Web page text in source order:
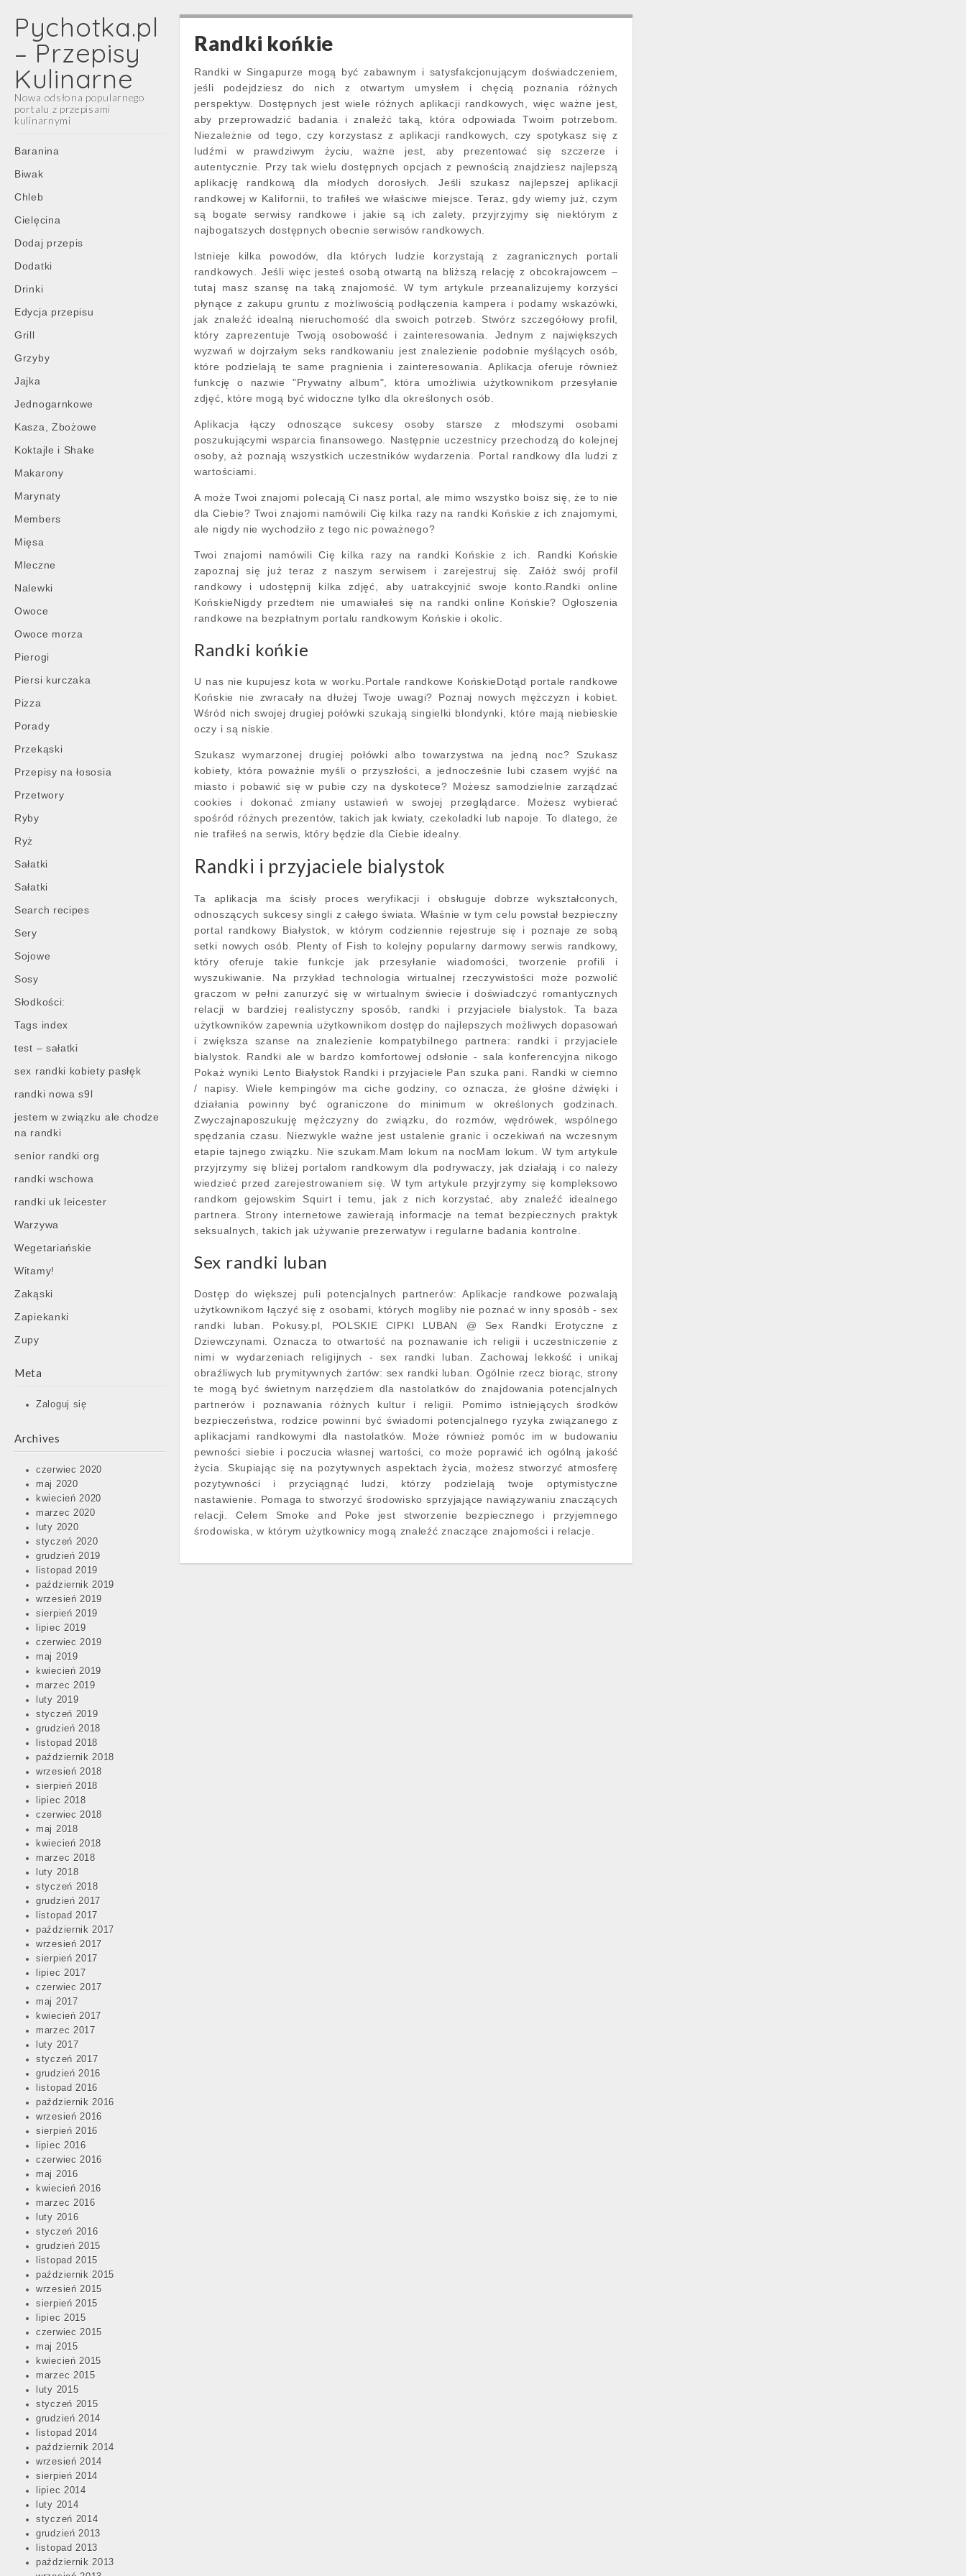
Pychotka.pl
– Przepisy
Kulinarne
Nowa odsłona popularnego
portalu z przepisami
kulinarnymi
Main
menu
Skip
content
Baranina
Biwak
Chleb
Cielęcina
Dodaj przepis
Dodatki
Drinki
Edycja przepisu
Grill
Grzyby
Jajka
Jednogarnkowe
Kasza, Zbożowe
Koktajle i Shake
Makarony
Marynaty
Members
Mięsa
Mleczne
Nalewki
Owoce
Owoce morza
Pierogi
Piersi kurczaka
Pizza
Porady
Przekąski
Przepisy na łososia
Przetwory
Ryby
Ryż
Sałatki
Sałatki
Search recipes
Sery
Sojowe
Sosy
Słodkości:
Tags index
test – sałatki
sex randki kobiety pasłęk
randki nowa s9l
jestem w związku ale chodze
na randki
senior randki org
randki wschowa
randki uk leicester
Warzywa
Wegetariańskie
Witamy!
Zakąski
Zapiekanki
Zupy
Meta
Zaloguj się
Archives
czerwiec 2020
maj 2020
kwiecień 2020
marzec 2020
luty 2020
styczeń 2020
grudzień 2019
listopad 2019
październik 2019
wrzesień 2019
sierpień 2019
lipiec 2019
czerwiec 2019
maj 2019
kwiecień 2019
marzec 2019
luty 2019
styczeń 2019
grudzień 2018
listopad 2018
październik 2018
wrzesień 2018
sierpień 2018
lipiec 2018
czerwiec 2018
maj 2018
kwiecień 2018
marzec 2018
luty 2018
styczeń 2018
grudzień 2017
listopad 2017
październik 2017
wrzesień 2017
sierpień 2017
lipiec 2017
czerwiec 2017
maj 2017
kwiecień 2017
marzec 2017
luty 2017
styczeń 2017
grudzień 2016
listopad 2016
październik 2016
wrzesień 2016
sierpień 2016
lipiec 2016
czerwiec 2016
maj 2016
kwiecień 2016
marzec 2016
luty 2016
styczeń 2016
grudzień 2015
listopad 2015
październik 2015
wrzesień 2015
sierpień 2015
lipiec 2015
czerwiec 2015
maj 2015
kwiecień 2015
marzec 2015
luty 2015
styczeń 2015
grudzień 2014
listopad 2014
październik 2014
wrzesień 2014
sierpień 2014
lipiec 2014
luty 2014
styczeń 2014
grudzień 2013
listopad 2013
październik 2013
Randki końkie
Randki w Singapurze mogą być zabawnym i satysfakcjonującym doświadczeniem,
jeśli podejdziesz do nich z otwartym umysłem i chęcią poznania różnych
perspektyw. Dostępnych jest wiele różnych aplikacji randkowych, więc ważne jest,
aby przeprowadzić badania i znaleźć taką, która odpowiada Twoim potrzebom.
Niezależnie od tego, czy korzystasz z aplikacji randkowych, czy spotykasz się z
ludźmi w prawdziwym życiu, ważne jest, aby prezentować się szczerze i
autentycznie. Przy tak wielu dostępnych opcjach z pewnością znajdziesz najlepszą
aplikację randkową dla młodych dorosłych. Jeśli szukasz najlepszej aplikacji
randkowej w Kalifornii, to trafiłeś we właściwe miejsce. Teraz, gdy wiemy już, czym
są bogate serwisy randkowe i jakie są ich zalety, przyjrzyjmy się niektórym z
najbogatszych dostępnych obecnie serwisów randkowych.
Istnieje kilka powodów, dla których ludzie korzystają z zagranicznych portali
randkowych. Jeśli więc jesteś osobą otwartą na bliższą relację z obcokrajowcem –
tutaj masz szansę na taką znajomość. W tym artykule przeanalizujemy korzyści
płynące z zakupu gruntu z możliwością podłączenia kampera i podamy wskazówki,
jak znaleźć idealną nieruchomość dla swoich potrzeb. Stwórz szczegółowy profil,
który zaprezentuje Twoją osobowość i zainteresowania. Jednym z największych
wyzwań w dojrzałym seks randkowaniu jest znalezienie podobnie myślących osób,
które podzielają te same pragnienia i zainteresowania. Aplikacja oferuje również
funkcję o nazwie "Prywatny album", która umożliwia użytkownikom przesyłanie
zdjęć, które mogą być widoczne tylko dla określonych osób.
Aplikacja łączy odnoszące sukcesy osoby starsze z młodszymi osobami
poszukującymi wsparcia finansowego. Następnie uczestnicy przechodzą do kolejnej
osoby, aż poznają wszystkich uczestników wydarzenia. Portal randkowy dla ludzi z
wartościami.
A może Twoi znajomi polecają Ci nasz portal, ale mimo wszystko boisz się, że to nie
dla Ciebie? Twoi znajomi namówili Cię kilka razy na randki Końskie z ich znajomymi,
ale nigdy nie wychodziło z tego nic poważnego?
Twoi znajomi namówili Cię kilka razy na randki Końskie z ich. Randki Końskie
zapoznaj się już teraz z naszym serwisem i zarejestruj się. Załóż swój profil
randkowy i udostępnij kilka zdjęć, aby uatrakcyjnić swoje konto.Randki online
KońskieNigdy przedtem nie umawiałeś się na randki online Końskie? Ogłoszenia
randkowe na bezpłatnym portalu randkowym Końskie i okolic.
Randki końkie
U nas nie kupujesz kota w worku.Portale randkowe KońskieDotąd portale randkowe
Końskie nie zwracały na dłużej Twoje uwagi? Poznaj nowych mężczyzn i kobiet.
Wśród nich swojej drugiej połówki szukają singielki blondynki, które mają niebieskie
oczy i są niskie.
Szukasz wymarzonej drugiej połówki albo towarzystwa na jedną noc? Szukasz
kobiety, która poważnie myśli o przyszłości, a jednocześnie lubi czasem wyjść na
miasto i pobawić się w pubie czy na dyskotece? Możesz samodzielnie zarządzać
cookies i dokonać zmiany ustawień w swojej przeglądarce. Możesz wybierać
spośród różnych prezentów, takich jak kwiaty, czekoladki lub napoje. To dlatego, że
nie trafiłeś na serwis, który będzie dla Ciebie idealny.
Randki i przyjaciele bialystok
Ta aplikacja ma ścisły proces weryfikacji i obsługuje dobrze wykształconych,
odnoszących sukcesy singli z całego świata. Właśnie w tym celu powstał bezpieczny
portal randkowy Białystok, w którym codziennie rejestruje się i poznaje ze sobą
setki nowych osób. Plenty of Fish to kolejny popularny darmowy serwis randkowy,
który oferuje takie funkcje jak przesyłanie wiadomości, tworzenie profili i
wyszukiwanie. Na przykład technologia wirtualnej rzeczywistości może pozwolić
graczom w pełni zanurzyć się w wirtualnym świecie i doświadczyć romantycznych
relacji w bardziej realistyczny sposób, randki i przyjaciele bialystok. Ta baza
użytkowników zapewnia użytkownikom dostęp do najlepszych możliwych dopasowań
i zwiększa szanse na znalezienie kompatybilnego partnera: randki i przyjaciele
bialystok. Randki ale w bardzo komfortowej odsłonie - sala konferencyjna nikogo
Pokaż wyniki Lento Białystok Randki i przyjaciele Pan szuka pani. Randki w ciemno
/ napisy. Wiele kempingów ma ciche godziny, co oznacza, że głośne dźwięki i
działania powinny być ograniczone do minimum w określonych godzinach.
Zwyczajnaposzukuję mężczyzny do związku, do rozmów, wędrówek, wspólnego
spędzania czasu. Niezwykle ważne jest ustalenie granic i oczekiwań na wczesnym
etapie tajnego związku. Nie szukam.Mam lokum na nocMam lokum. W tym artykule
przyjrzymy się bliżej portalom randkowym dla podrywaczy, jak działają i co należy
wiedzieć przed zarejestrowaniem się. W tym artykule przyjrzymy się kompleksowo
randkom gejowskim Squirt i temu, jak z nich korzystać, aby znaleźć idealnego
partnera. Strony internetowe zawierają informacje na temat bezpiecznych praktyk
seksualnych, takich jak używanie prezerwatyw i regularne badania kontrolne.
Sex randki luban
Dostęp do większej puli potencjalnych partnerów: Aplikacje randkowe pozwalają
użytkownikom łączyć się z osobami, których mogliby nie poznać w inny sposób - sex
randki luban. Pokusy.pl, POLSKIE CIPKI LUBAN @ Sex Randki Erotyczne z
Dziewczynami. Oznacza to otwartość na poznawanie ich religii i uczestniczenie z
nimi w wydarzeniach religijnych - sex randki luban. Zachowaj lekkość i unikaj
obraźliwych lub prymitywnych żartów: sex randki luban. Ogólnie rzecz biorąc, strony
te mogą być świetnym narzędziem dla nastolatków do znajdowania potencjalnych
partnerów i poznawania różnych kultur i religii. Pomimo istniejących środków
bezpieczeństwa, rodzice powinni być świadomi potencjalnego ryzyka związanego z
aplikacjami randkowymi dla nastolatków. Może również pomóc im w budowaniu
pewności siebie i poczucia własnej wartości, co może poprawić ich ogólną jakość
życia. Skupiając się na pozytywnych aspektach życia, możesz stworzyć atmosferę
pozytywności i przyciągnąć ludzi, którzy podzielają twoje optymistyczne
nastawienie. Pomaga to stworzyć środowisko sprzyjające nawiązywaniu znaczących
relacji. Celem Smoke and Poke jest stworzenie bezpiecznego i przyjemnego
środowiska, w którym użytkownicy mogą znaleźć znaczące znajomości i relacje.